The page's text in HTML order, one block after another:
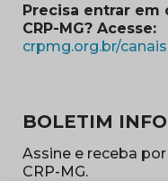
Precisa entrar em
CRP-MG? Acesse:
crpmg.org.br/
BOLETIM
Assine e receba
CRP-MG.